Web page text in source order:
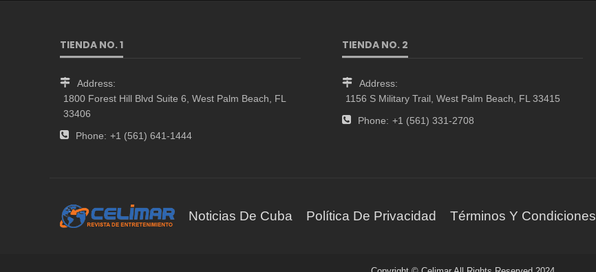
TIENDA NO. 1
Address:
1800 Forest Hill Blvd Suite 6, West Palm Beach, FL
33406
Phone: +1 (561) 641-1444
TIENDA NO. 2
Address:
1156 S Military Trail, West Palm Beach, FL 33415
Phone: +1 (561) 331-2708
Noticias De Cuba Política De Privacidad Términos Y Condiciones